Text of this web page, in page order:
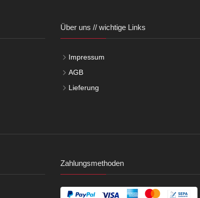
Über uns // wichtige Links
Impressum
AGB
Lieferung
Zahlungsmethoden